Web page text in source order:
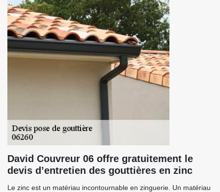
David Couvreur 06 offre gratuitement le
devis d’entretien des gouttières en zinc
Le zinc est un matériau incontournable en zinguerie. Un matériau